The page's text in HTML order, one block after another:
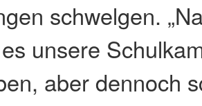
schwelgen.
unsere
aber dennoch